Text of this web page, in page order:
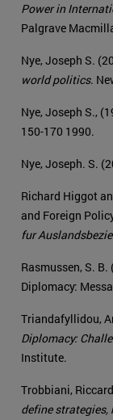
Power in
Palgrave
Nye, Joseph S.
world politics.
Nye, Joseph S.,
150-170 1990.
Nye, Joseph. S.
Richard Higgot
and Foreign
fur
Rasmussen, S.
Diplomacy:
Triandafyllidou,
Diplomacy:
Institute.
Trobbiani,
define